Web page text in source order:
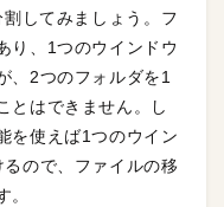
してみましょう。フ
り、1つのウインドウ
、2つのフォルダを1
とはできません。し
を使えば1つのウイン
ので、ファイルの移
。